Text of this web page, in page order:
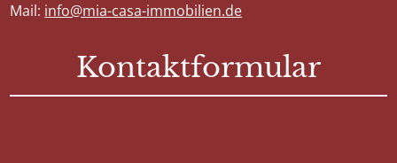
Mail: info@mia-casa-immobilien.de
Kontaktformular